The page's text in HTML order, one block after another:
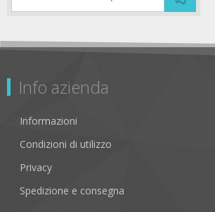
Info azienda
Informazioni
Condizioni di utilizzo
Privacy
Spedizione e consegna